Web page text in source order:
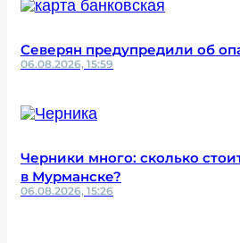
Северян предупредили об
06.08.2026, 15:59
Черники много: сколько
в Мурманске?
06.08.2026, 15:26